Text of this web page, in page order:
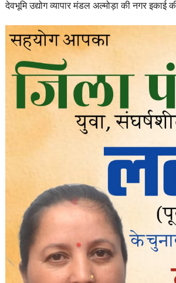
देवभूमि उद्योग व्यापार मंडल अल्मोड़ा की नगर इकाई